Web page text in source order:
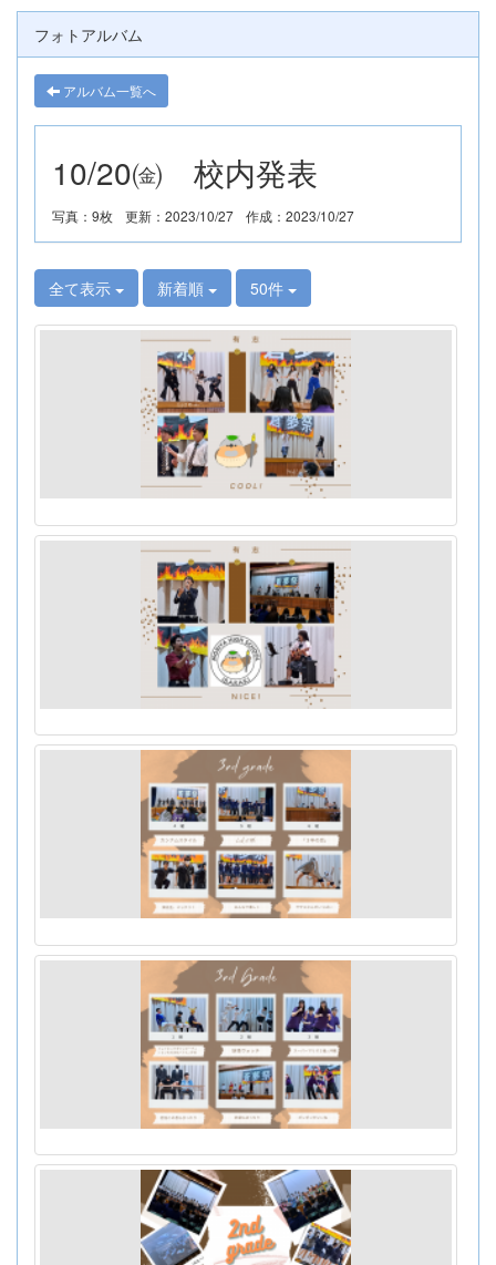
フォトアルバム
アルバム一覧へ
10/20㈮ 校内発表
写真：9枚 更新：2023/10/27 作成：2023/10/27
全て表示 新着順 50件